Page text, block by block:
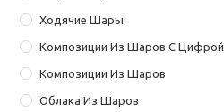
Ходячие Шары
Композиции Из Шаров С Цифрой
Композиции Из Шаров
Облака Из Шаров